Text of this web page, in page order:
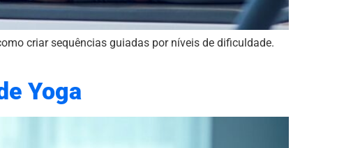
criar sequências guiadas por níveis de dificuldade.
Yoga